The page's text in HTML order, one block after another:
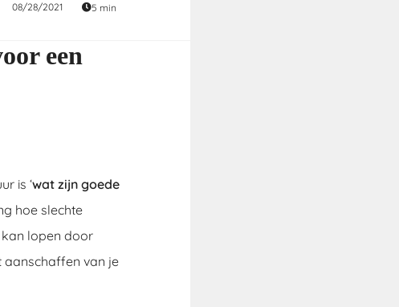
08/28/2021 5 min
een
is ‘wat zijn goede
hoe slechte
kan lopen door
aanschaffen van je